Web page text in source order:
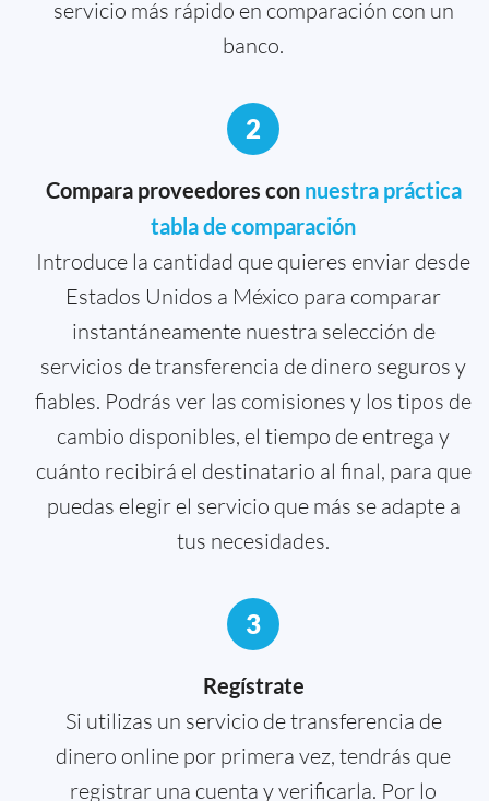
servicio más rápido en comparación con un
banco.
2
Compara proveedores con nuestra práctica
tabla de comparación
Introduce la cantidad que quieres enviar desde
Estados Unidos a México para comparar
instantáneamente nuestra selección de
servicios de transferencia de dinero seguros y
fiables. Podrás ver las comisiones y los tipos de
cambio disponibles, el tiempo de entrega y
cuánto recibirá el destinatario al final, para que
puedas elegir el servicio que más se adapte a
tus necesidades.
3
Regístrate
Si utilizas un servicio de transferencia de
dinero online por primera vez, tendrás que
registrar una cuenta y verificarla. Por lo